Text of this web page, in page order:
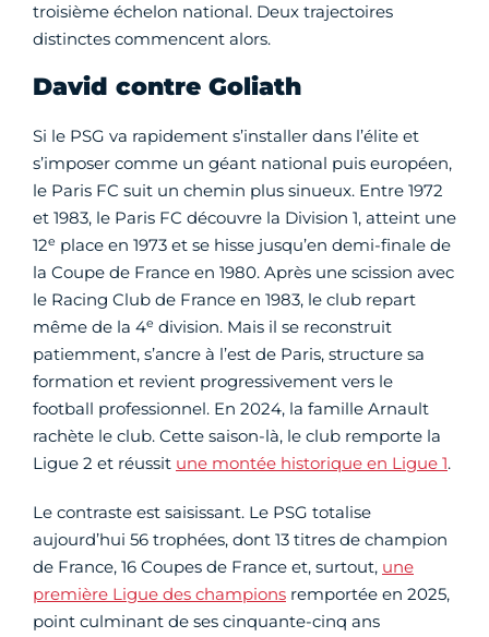
troisième échelon national. Deux trajectoires
distinctes commencent alors.
David contre Goliath
Si le PSG va rapidement s’installer dans l’élite et
s’imposer comme un géant national puis européen,
le Paris FC suit un chemin plus sinueux. Entre 1972
et 1983, le Paris FC découvre la Division 1, atteint une
12e place en 1973 et se hisse jusqu’en demi-finale de
la Coupe de France en 1980. Après une scission avec
le Racing Club de France en 1983, le club repart
même de la 4e division. Mais il se reconstruit
patiemment, s’ancre à l’est de Paris, structure sa
formation et revient progressivement vers le
football professionnel. En 2024, la famille Arnault
rachète le club. Cette saison-là, le club remporte la
Ligue 2 et réussit une montée historique en Ligue 1.
Le contraste est saisissant. Le PSG totalise
aujourd’hui 56 trophées, dont 13 titres de champion
de France, 16 Coupes de France et, surtout, une
première Ligue des champions remportée en 2025,
point culminant de ses cinquante-cinq ans